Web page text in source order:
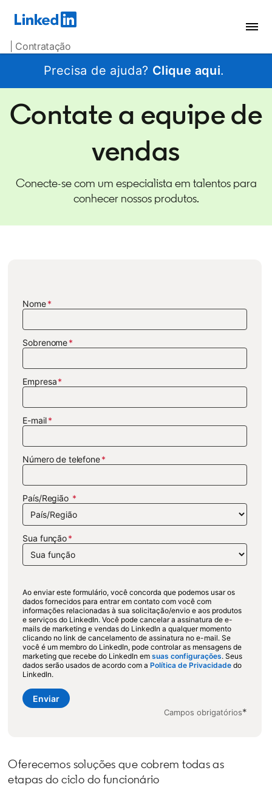
| Contratação
Precisa de ajuda? Clique aqui.
Contate a equipe de
vendas
Conecte-se com um especialista em talentos para
conhecer nossos produtos.
Nome
Sobrenome
Empresa
E-mail
Número de telefone
País/Região
Sua função
Ao enviar este formulário, você concorda que podemos usar os
dados fornecidos para entrar em contato com você com
informações relacionadas à sua solicitação/envio e aos produtos
e serviços do LinkedIn. Você pode cancelar a assinatura de e-
mails de marketing e vendas do LinkedIn a qualquer momento
clicando no link de cancelamento de assinatura no e-mail. Se
você é um membro do LinkedIn, pode controlar as mensagens de
marketing que recebe do LinkedIn emsuas configuraçõesopens in a
. Seus
dados serão usados de acordo com aPolítica de Privacidade opens in a
do
LinkedIn.
Campos obrigatórios*
Enviar
Oferecemos soluções que cobrem todas as
etapas do ciclo do funcionário